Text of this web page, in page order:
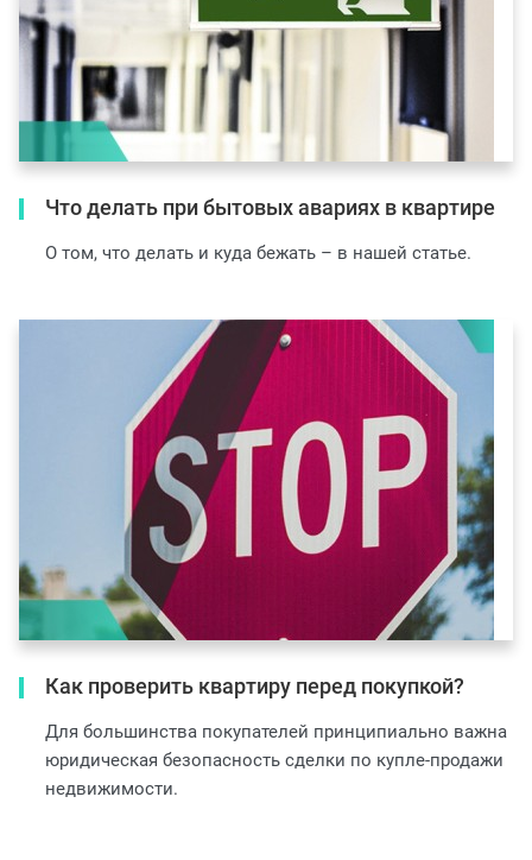
Что делать при бытовых авариях в квартире
О том, что делать и куда бежать – в нашей статье.
Как проверить квартиру перед покупкой?
Для большинства покупателей принципиально важна
юридическая безопасность сделки по купле-продажи
недвижимости.